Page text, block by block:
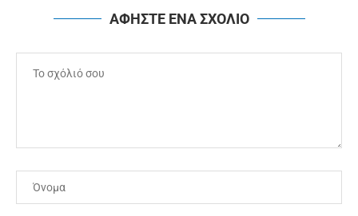
ΑΦΗΣΤΕ ΕΝΑ ΣΧΟΛΙΟ